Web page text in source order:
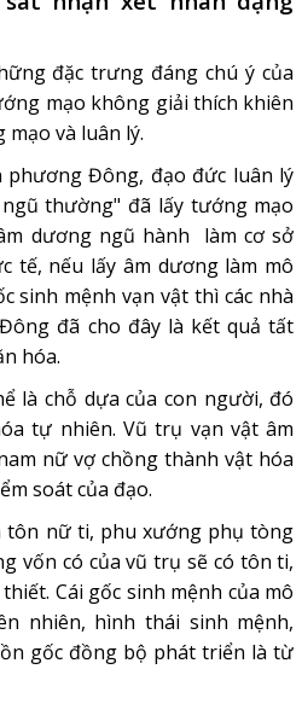
đặc trưng đáng chú ý của
mạo không giải thích khiên
và luân lý.
Đông, đạo đức luân lý
thường" đã lấy tướng mạo
dương ngũ hành làm cơ sở
tế, nếu lấy âm dương làm mô
sinh mệnh vạn vật thì các nhà
đã cho đây là kết quả tất
hóa.
là chỗ dựa của con người, đó
tự nhiên. Vũ trụ vạn vật âm
nữ vợ chồng thành vật hóa
soát của đạo.
tôn nữ ti, phu xướng phụ tòng
vốn có của vũ trụ sẽ có tôn ti,
Cái gốc sinh mệnh của mô
nhiên, hình thái sinh mệnh,
gốc đồng bộ phát triển là từ